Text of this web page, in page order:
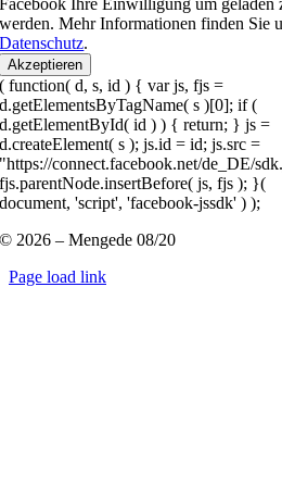
werden. Mehr Informationen finden Sie
Datenschutz.
Akzeptieren
( function( d, s, id ) { var js, fjs =
d.getElementsByTagName( s )[0]; if (
d.getElementById( id ) ) { return; } js =
d.createElement( s ); js.id = id; js.src =
"https://connect.facebook.net/de_DE/
fjs.parentNode.insertBefore( js, fjs ); }(
document, 'script', 'facebook-jssdk' ) );
© 2026 – Mengede 08/20
Page load link